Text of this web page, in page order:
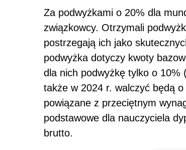
Za podwyżkami o 20% dla
związkowcy. Otrzymali
postrzegają ich jako
podwyżka dotyczy kwoty
dla nich podwyżkę tylko o 10%
także w 2024 r. walczyć będą
powiązane z przeciętnym
podstawowe dla nauczyciela
brutto.